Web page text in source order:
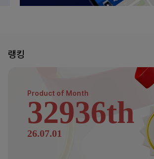
랭킹
Product of Month
32936th
26.07.01